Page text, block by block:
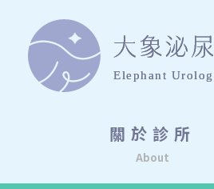
關於診所
About